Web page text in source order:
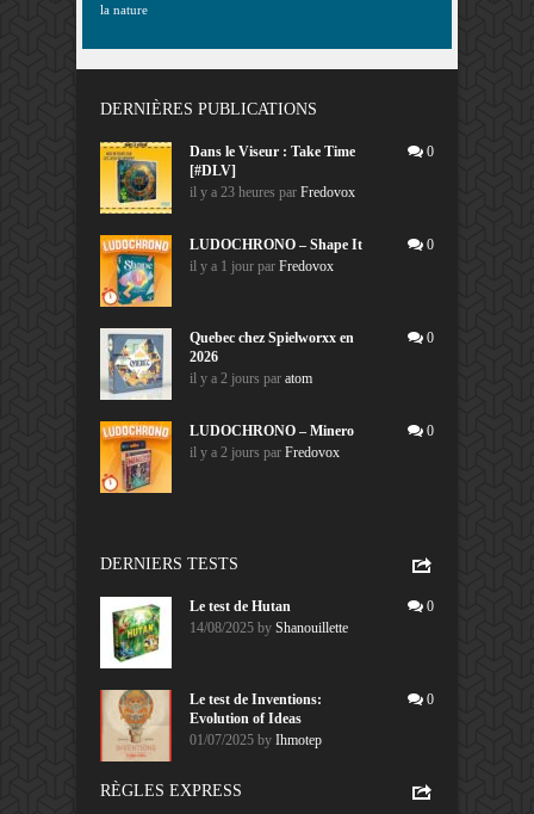
la nature
DERNIÈRES PUBLICATIONS
Dans le Viseur : Take Time
[#DLV]
il y a 23 heures par Fredovox
0
LUDOCHRONO – Shape It
il y a 1 jour par Fredovox
0
Quebec chez Spielworxx en
2026
il y a 2 jours par atom
0
LUDOCHRONO – Minero
il y a 2 jours par Fredovox
0
DERNIERS TESTS
Le test de Hutan
14/08/2025 by Shanouillette
0
Le test de Inventions:
Evolution of Ideas
01/07/2025 by Ihmotep
0
RÈGLES EXPRESS